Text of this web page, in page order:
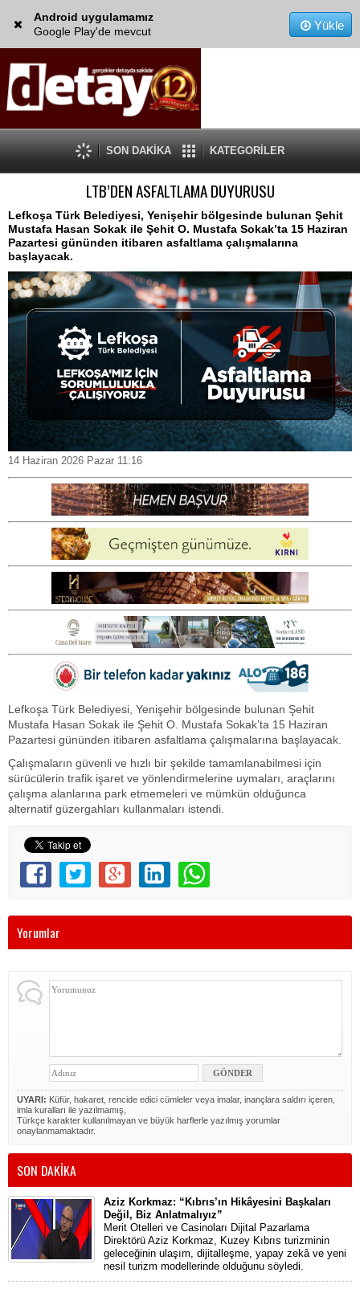
Android uygulamamız
Google Play'de mevcut
Yükle
SON DAKİKA KATEGORİLER
LTB’DEN ASFALTLAMA DUYURUSU
Lefkoşa Türk Belediyesi, Yenişehir bölgesinde bulunan Şehit
Mustafa Hasan Sokak ile Şehit O. Mustafa Sokak’ta 15 Haziran
Pazartesi gününden itibaren asfaltlama çalışmalarına
başlayacak.
14 Haziran 2026 Pazar 11:16
Lefkoşa Türk Belediyesi, Yenişehir bölgesinde bulunan Şehit
Mustafa Hasan Sokak ile Şehit O. Mustafa Sokak’ta 15 Haziran
Pazartesi gününden itibaren asfaltlama çalışmalarına başlayacak.
Çalışmaların güvenli ve hızlı bir şekilde tamamlanabilmesi için
sürücülerin trafik işaret ve yönlendirmelerine uymaları, araçlarını
çalışma alanlarına park etmemeleri ve mümkün olduğunca
alternatif güzergahları kullanmaları istendi.
Yorumlar
UYARI: Küfür, hakaret, rencide edici cümleler veya imalar, inançlara saldırı içeren,
imla kuralları ile yazılmamış,
Türkçe karakter kullanılmayan ve büyük harflerle yazılmış yorumlar
onaylanmamaktadır.
SON DAKİKA
Aziz Korkmaz: “Kıbrıs’ın Hikâyesini Başkaları
Değil, Biz Anlatmalıyız”
Merit Otelleri ve Casinoları Dijital Pazarlama
Direktörü Aziz Korkmaz, Kuzey Kıbrıs turizminin
geleceğinin ulaşım, dijitalleşme, yapay zekâ ve yeni
nesil turizm modellerinde olduğunu söyledi.